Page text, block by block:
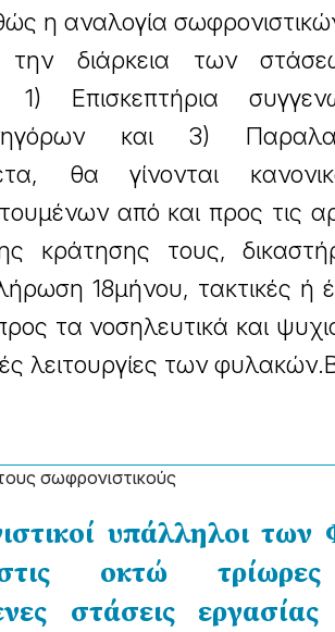
η αναλογία
διάρκεια των
1) Επισκεπτήρια
και 3)
θα γίνονται
από και προς τις
κράτησης τους,
18μήνου, τακτικές ή
τα νοσηλευτικά και
λειτουργίες των
σωφρονιστικούς
υπάλληλοι
οκτώ τρίωρες
στάσεις